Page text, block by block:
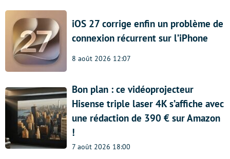
iOS 27 corrige enfin un problème de
connexion récurrent sur l’iPhone
8 août 2026 12:07
Bon plan : ce vidéoprojecteur
Hisense triple laser 4K s’affiche avec
une rédaction de 390 € sur Amazon
!
7 août 2026 18:00